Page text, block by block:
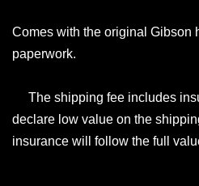
Comes with the original Gibson
paperwork.
The shipping fee includes
declare low value on the
insurance will follow the full